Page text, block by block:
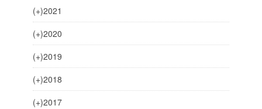
(+)2021
(+)2020
(+)2019
(+)2018
(+)2017